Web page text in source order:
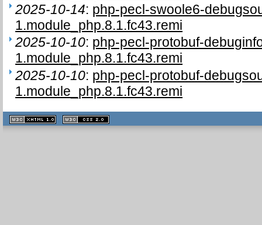
2025-10-14: php-pecl-swoole6-
1.module_php.8.1.fc43.remi
2025-10-10: php-pecl-protobuf-
1.module_php.8.1.fc43.remi
2025-10-10: php-pecl-protobuf-
1.module_php.8.1.fc43.remi
XHTML
1.1 valide
2.0 valide